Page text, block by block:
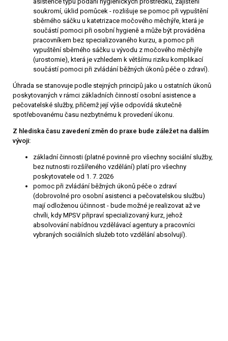
soukromí, úklid pomůcek - rozlišuje se pomoc při vypuštění
sběrného sáčku u katetrizace močového měchýře, která je
součástí pomoci při osobní hygieně a může být prováděna
pracovníkem bez specializovaného kurzu, a pomoc při
vypuštění sběrného sáčku u vývodu z močového měchýře
(urostomie), která je vzhledem k většímu riziku komplikací
součástí pomoci při zvládání běžných úkonů péče o zdraví).
Úhrada se stanovuje podle stejných principů jako u ostatních úkonů
poskytovaných v rámci základních činností osobní asistence a
pečovatelské služby, přičemž její výše odpovídá skutečně
spotřebovanému času nezbytnému k provedení úkonu.
Z hlediska času zavedení změn do praxe bude záležet na dalším
vývoji:
základní činnosti (platné povinně pro všechny sociální služby,
bez nutnosti rozšířeného vzdělání) platí pro všechny
poskytovatele od 1. 7. 2026
pomoc při zvládání běžných úkonů péče o zdraví
(dobrovolné pro osobní asistenci a pečovatelskou službu)
mají odloženou účinnost - bude možné je realizovat až ve
chvíli, kdy MPSV připraví specializovaný kurz, jehož
absolvování nabídnou vzdělávací agentury a pracovníci
vybraných sociálních služeb toto vzdělání absolvují).